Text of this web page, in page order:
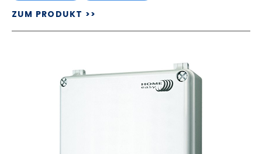
ZUM PRODUKT >>